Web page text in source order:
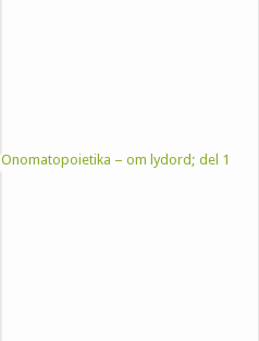
Onomatopoietika – om lydord; del 1